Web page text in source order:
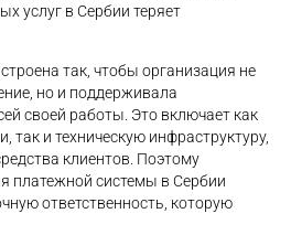
услуг в Сербии теряет
так, чтобы организация не
но и поддерживала
своей работы. Это включает как
так и техническую инфраструктуру,
клиентов. Поэтому
платежной системы в Сербии
ответственность, которую